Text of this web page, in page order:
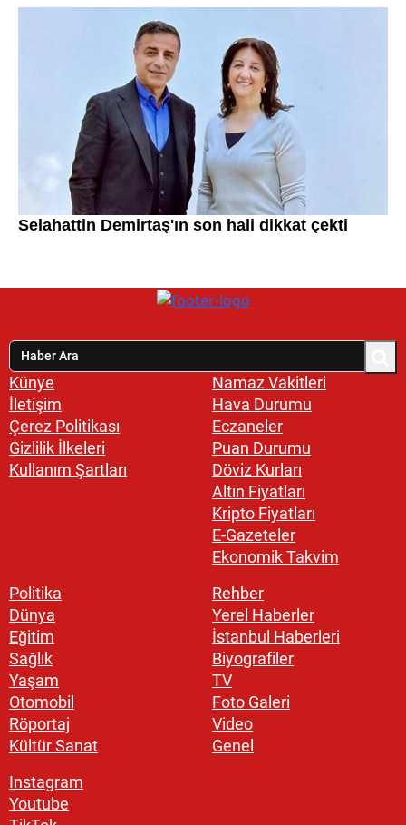
Künye
İletişim
Çerez Politikası
Gizlilik İlkeleri
Kullanım Şartları
Namaz Vakitleri
Hava Durumu
Eczaneler
Puan Durumu
Döviz Kurları
Altın Fiyatları
Kripto Fiyatları
E-Gazeteler
Ekonomik Takvim
Politika
Dünya
Eğitim
Sağlık
Yaşam
Otomobil
Röportaj
Kültür Sanat
Rehber
Yerel Haberler
İstanbul Haberleri
Biyografiler
TV
Foto Galeri
Video
Genel
Instagram
Youtube